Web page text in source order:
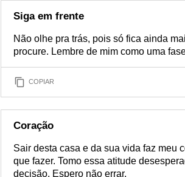
Siga em frente
Não olhe pra trás, pois só fica ainda
procure. Lembre de mim como uma
COPIAR
Coração
Sair desta casa e da sua vida faz meu
que fazer. Tomo essa atitude
decisão. Espero não errar.